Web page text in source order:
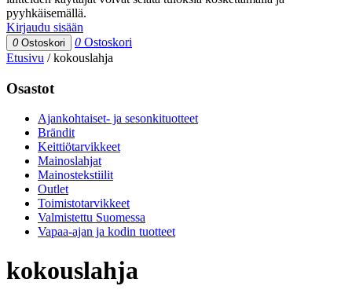
pyyhkäisemällä.
Kirjaudu sisään
0 Ostoskori 0 Ostoskori
Etusivu /kokouslahja
Osastot
Ajankohtaiset- ja sesonkituotteet
Brändit
Keittiötarvikkeet
Mainoslahjat
Mainostekstiilit
Outlet
Toimistotarvikkeet
Valmistettu Suomessa
Vapaa-ajan ja kodin tuotteet
kokouslahja